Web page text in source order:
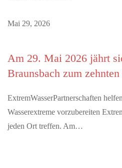
Mai 29, 2026
Am 29. Mai 2026 jährt
Braunsbach zum
ExtremWasserPartnerschaften
Wasserextreme vorzubereiten
jeden Ort treffen. Am…